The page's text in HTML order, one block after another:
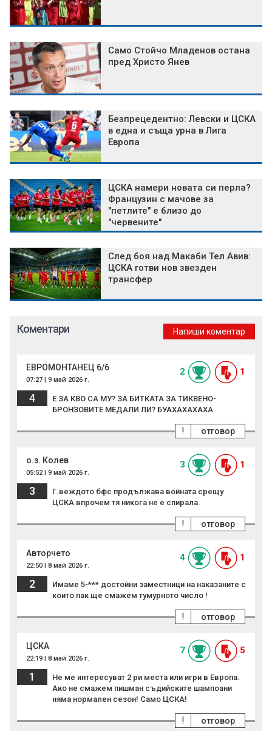
Само Стойчо Младенов остана
пред Христо Янев
Безпрецедентно: Левски и ЦСКА
в една и съща урна в Лига
Европа
ЦСКА намери новата си перла?
Французин с мачове за
"петлите" е близо до
"червените"
След боя над Макаби Тел Авив:
ЦСКА готви нов звезден
трансфер
Коментари Напиши коментар
ЕВРОМОНТАНЕЦ 6/6
07:27 | 9 май 2026 г.
2 1
4
Е ЗА КВО СА МУ? ЗА БИТКАТА ЗА ТИКВЕНО-
БРОНЗОВИТЕ МЕДАЛИ ЛИ? БУАХАХАХАХА
отговор
!
о.з. Колев
05:52 | 9 май 2026 г.
3 1
3
Г.веждото бфс продължава войната срещу
ЦСКА впрочем тя никога не е спирала.
отговор
!
Авторчето
22:50 | 8 май 2026 г.
4 1
2
Имаме 5-*** достойни заместници на наказаните с
които пак ще смажем тумурното число !
отговор
!
ЦСКА
22:19 | 8 май 2026 г.
7 5
1
Не ме интересуват 2 ри места или игри в Европа.
Ако не смажем пишман съдийските шампоани
няма нормален сезон! Само ЦСКА!
отговор
!